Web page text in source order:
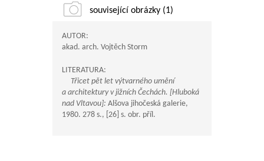
související obrázky (1)
AUTOR:
akad. arch. Vojtěch Storm
LITERATURA:
Třicet pět let výtvarného umění
a architektury v jižních Čechách. [Hluboká
nad Vltavou]: Alšova jihočeská galerie,
1980. 278 s., [26] s. obr. příl.